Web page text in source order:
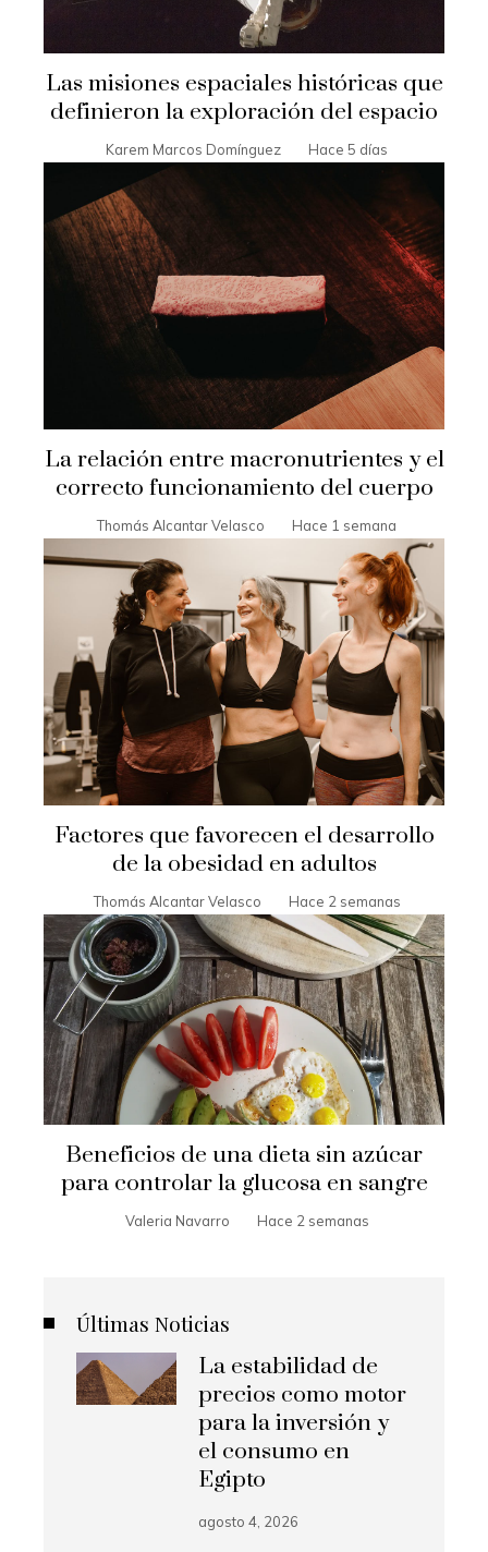
Las misiones espaciales históricas que
definieron la exploración del espacio
Karem Marcos Domínguez Hace 5 días
La relación entre macronutrientes y el
correcto funcionamiento del cuerpo
Thomás Alcantar Velasco Hace 1 semana
Factores que favorecen el desarrollo
de la obesidad en adultos
Thomás Alcantar Velasco Hace 2 semanas
Beneficios de una dieta sin azúcar
para controlar la glucosa en sangre
Valeria Navarro Hace 2 semanas
Últimas Noticias
La estabilidad de
precios como motor
para la inversión y
el consumo en
Egipto
agosto 4, 2026